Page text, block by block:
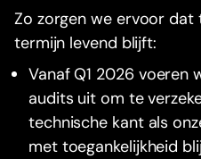
Zo zorgen we ervoor dat
termijn levend blijft:
Vanaf Q1 2026 voeren
audits uit om te
technische kant als
met toegankelijkheid